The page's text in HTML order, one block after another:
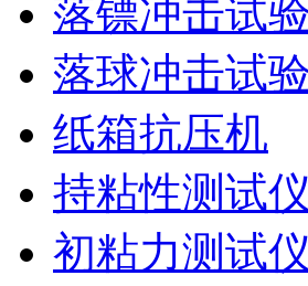
落镖冲击试
落球冲击试
纸箱抗压机
持粘性测试仪
初粘力测试仪